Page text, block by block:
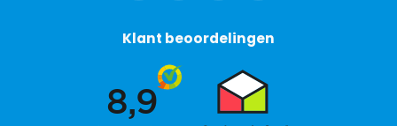
Klant beoordelingen